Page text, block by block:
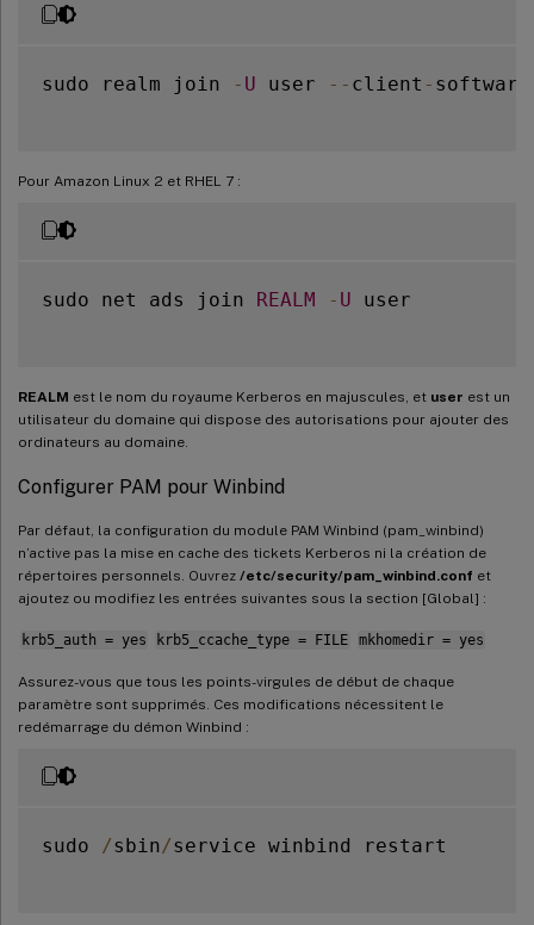
sudo realm join - U user -- client - software
Pour Amazon Linux 2 et RHEL 7 :
sudo net ads join REALM - U user
REALM est le nom du royaume Kerberos en majuscules, et user est un
utilisateur du domaine qui dispose des autorisations pour ajouter des
ordinateurs au domaine.
Configurer PAM pour Winbind
Par défaut, la configuration du module PAM Winbind (pam_winbind)
n’active pas la mise en cache des tickets Kerberos ni la création de
répertoires personnels. Ouvrez /etc/security/pam_winbind.conf et
ajoutez ou modifiez les entrées suivantes sous la section [Global] :
krb5_auth = yes krb5_ccache_type = FILE mkhomedir = yes
Assurez-vous que tous les points-virgules de début de chaque
paramètre sont supprimés. Ces modifications nécessitent le
redémarrage du démon Winbind :
sudo /sbin/service winbind restart